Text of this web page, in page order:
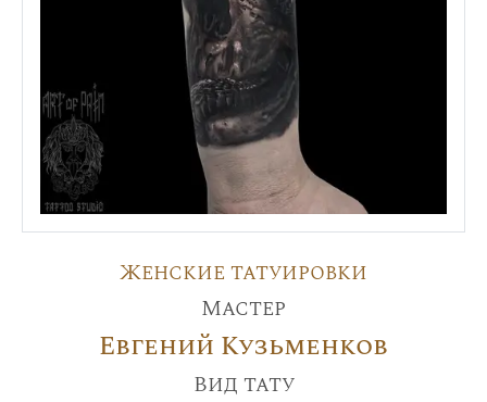
Женские татуировки
Мастер
Евгений Кузьменков
Вид тату